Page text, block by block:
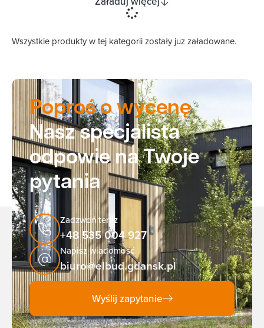
Wszystkie produkty w tej kategorii zostały juz załadowane.
Poproś o wycenę
Nasz specjalista
odpowie na Twoje
pytania
Zadzwoń teraz
+48 535 004 927
Napisz wiadomość
biuro@elbud.gdansk.pl
Wyślij zapytanie